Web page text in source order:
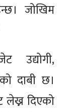
जोखिम
उद्योगी,
दाबी छ।
दिएको